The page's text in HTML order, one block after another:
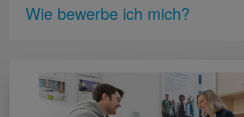
Wie bewerbe ich mich?